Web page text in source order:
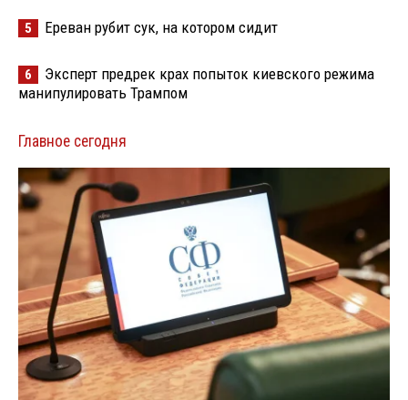
5 Ереван рубит сук, на котором сидит
6
Эксперт предрек крах попыток киевского режима
манипулировать Трампом
Главное сегодня